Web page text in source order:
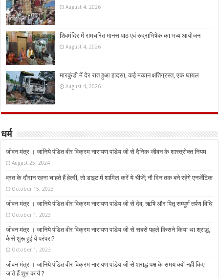
August 4, 2026
शिवमंदिर में रामचरित मानस पाठ एवं रुद्राभिषेक का भव्य आयोजन
August 4, 2026
मारकुंडी में देर रात हुआ हादसा, कई मकान क्षतिग्रस्त, एक घायल
August 4, 2026
धर्म
जीवन मंत्र । जानिये पंडित वीर विक्रम नारायण पांडेय जी से दैनिक जीवन के शास्त्रोक्त नियम
August 25, 2024
व्रत के दौरान रहना चाहते हैं हेल्दी, तो डाइट में शामिल करें ये चीजें; नौ दिन तक बने रहेंगे एनर्जेटिक
October 15, 2023
जीवन मंत्र । जानिये पंडित वीर विक्रम नारायण पांडेय जी से देव, ऋषि और पितृ सम्पूर्ण तर्पण विधि
October 1, 2023
जीवन मंत्र । जानिये पंडित वीर विक्रम नारायण पांडेय जी से सबसे पहले किसने किया था श्राद्ध,
कैसे शुरू हुई ये परंपरा?
October 1, 2023
जीवन मंत्र । जानिये पंडित वीर विक्रम नारायण पांडेय जी से श्राद्ध पक्ष के समय क्यों नहीं किए
जाते हैं शुभ कार्य ?